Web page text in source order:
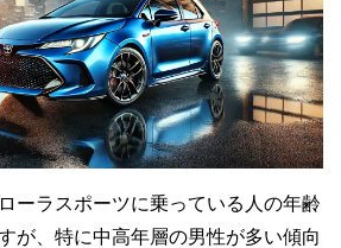
ーラスポーツに乗っている人の年齢
が、特に中高年層の男性が多い傾向